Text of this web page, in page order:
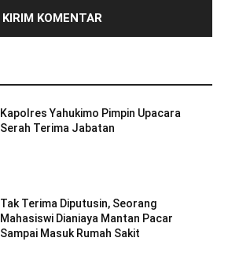
Kapolres Yahukimo Pimpin Upacara
Serah Terima Jabatan
Tak Terima Diputusin, Seorang
Mahasiswi Dianiaya Mantan Pacar
Sampai Masuk Rumah Sakit